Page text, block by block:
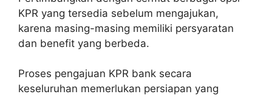
KPR yang tersedia sebelum mengajukan,
karena masing-masing memiliki persyaratan
dan benefit yang berbeda.
Proses pengajuan KPR bank secara
keseluruhan memerlukan persiapan yang